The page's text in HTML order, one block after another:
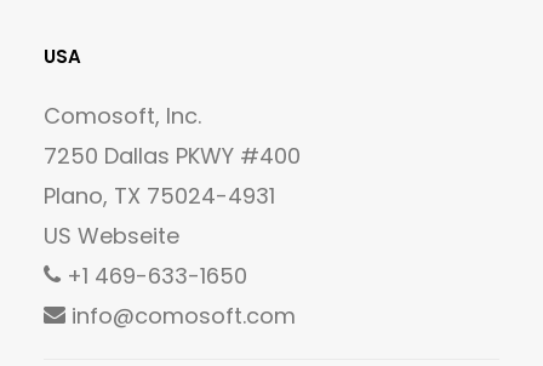
USA
Comosoft, Inc.
7250 Dallas PKWY #400
Plano, TX 75024-4931
US Webseite
+1 469-633-1650
info@comosoft.com